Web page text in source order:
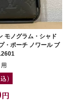
モノグラム・シャド
・ポーチ ノワール ブ
)
円